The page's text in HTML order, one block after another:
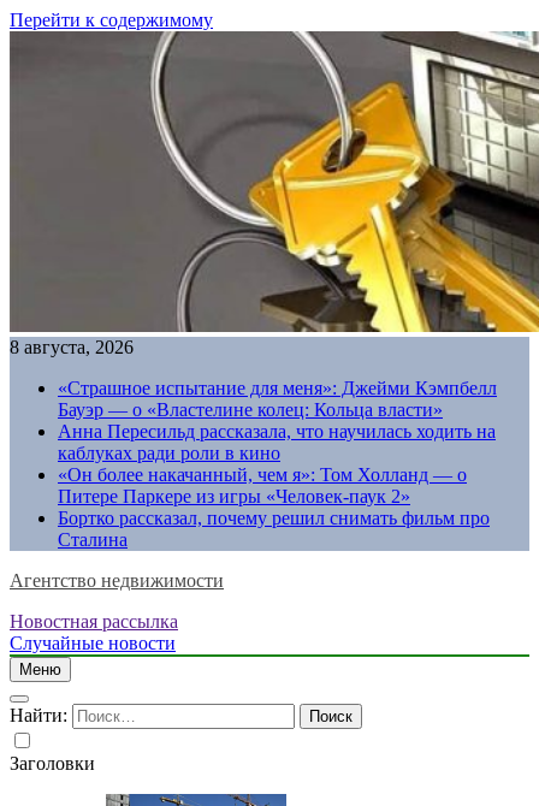
Перейти к содержимому
8 августа, 2026
«Страшное испытание для меня»: Джейми Кэмпбелл
Бауэр — о «Властелине колец: Кольца власти»
Анна Пересильд рассказала, что научилась ходить на
каблуках ради роли в кино
«Он более накачанный, чем я»: Том Холланд — о
Питере Паркере из игры «Человек-паук 2»
Бортко рассказал, почему решил снимать фильм про
Сталина
Агентство недвижимости
Новостная рассылка
Случайные новости
Меню
Найти:
Заголовки